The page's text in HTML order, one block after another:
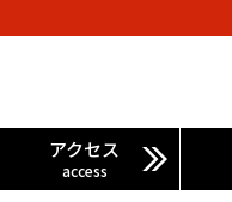
アクセス
access